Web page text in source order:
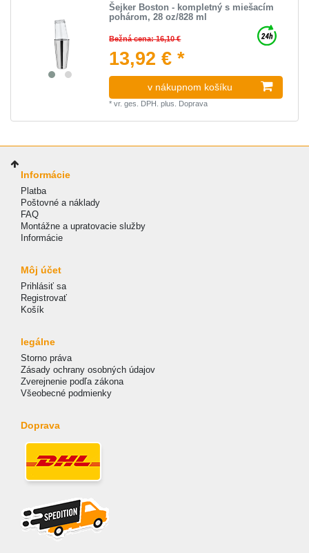
Šejker Boston - kompletný s miešacím
pohárom, 28 oz/828 ml
Bežná cena: 16,10 €
13,92 € *
v nákupnom košíku
*vr. ges. DPH. plus. Doprava
Informácie
Platba
Poštovné a náklady
FAQ
Montážne a upratovacie služby
Informácie
Môj účet
Prihlásiť sa
Registrovať
Košík
legálne
Storno práva
Zásady ochrany osobných údajov
Zverejnenie podľa zákona
Všeobecné podmienky
Doprava